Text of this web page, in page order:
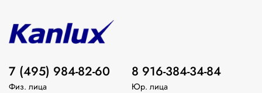
7 (495) 984-82-60
Физ. лица
8 916-384-34-84
Юр. лица